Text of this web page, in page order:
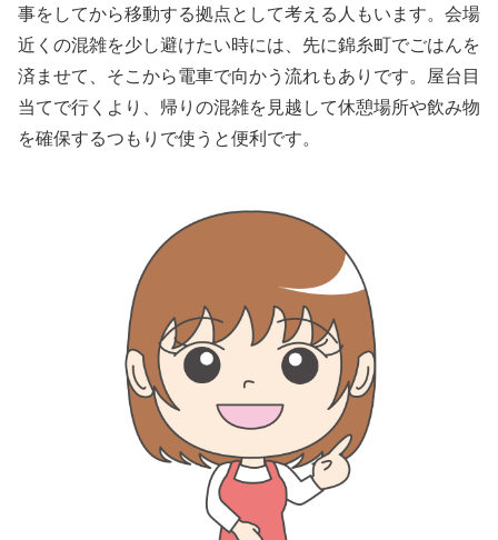
事をしてから移動する拠点として考える人もいます。会場
近くの混雑を少し避けたい時には、先に錦糸町でごはんを
済ませて、そこから電車で向かう流れもありです。屋台目
当てで行くより、帰りの混雑を見越して休憩場所や飲み物
を確保するつもりで使うと便利です。